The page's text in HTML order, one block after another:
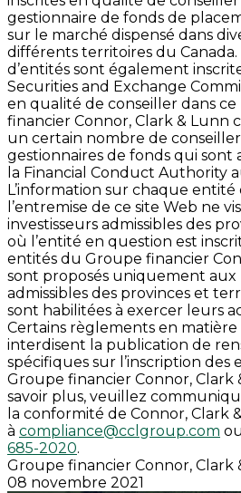
gestionnaire de fonds de
sur le marché dispensé dans
différents territoires du
d’entités sont également
Securities and Exchange
en qualité de conseiller dans
financier Connor, Clark & Lunn
un certain nombre de
gestionnaires de fonds qui sont
la Financial Conduct Authority
L’information sur chaque
l’entremise de ce site Web ne
investisseurs admissibles des
où l’entité en question est
entités du Groupe financier
sont proposés uniquement aux
admissibles des provinces et
sont habilitées à exercer leurs
Certains règlements en
interdisent la publication de
spécifiques sur l’inscription des
Groupe financier Connor, Clark
savoir plus, veuillez
la conformité de Connor, Clark
à compliance@cclgroup.com
685-2020.
Groupe financier Connor, Clark
08 novembre 2021